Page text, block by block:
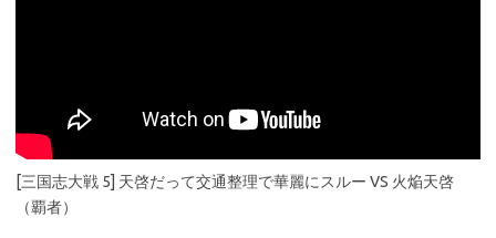
[三国志大戦 5] 天啓だって交通整理で華麗にスルー VS 火焔天啓
（覇者）